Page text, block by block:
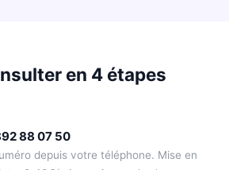
en 4 étapes
88 07 50
depuis votre téléphone. Mise en